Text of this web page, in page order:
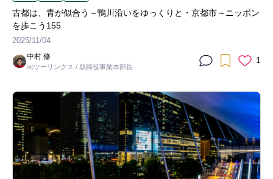
古都は、青が似合う～鴨川沿いをゆっくりと・京都市～ニッポン
を歩こう155
2025/11/04
中村 修
㈱ツーリンクス / 取締役事業本部長
1